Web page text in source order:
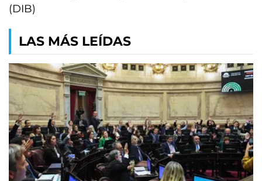
(DIB)
LAS MÁS LEÍDAS